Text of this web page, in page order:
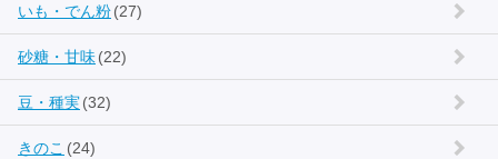
いも・でん粉(27)
砂糖・甘味(22)
豆・種実(32)
きのこ (24)